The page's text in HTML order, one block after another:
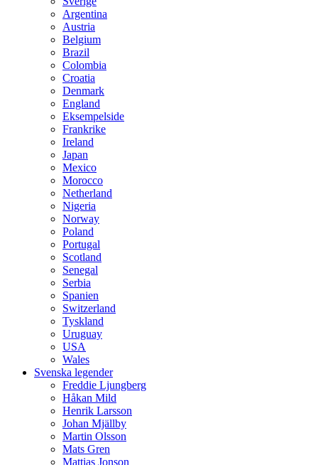
Argentina
Austria
Belgium
Brazil
Colombia
Croatia
Denmark
England
Eksempelside
Frankrike
Ireland
Japan
Mexico
Morocco
Netherland
Nigeria
Norway
Poland
Portugal
Scotland
Senegal
Serbia
Spanien
Switzerland
Tyskland
Uruguay
USA
Wales
Svenska legender
Freddie Ljungberg
Håkan Mild
Henrik Larsson
Johan Mjällby
Martin Olsson
Mats Gren
Mattias Jonson